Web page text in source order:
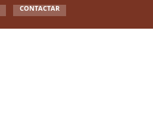
CONTACTAR